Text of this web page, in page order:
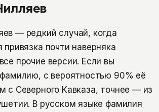
— редкий случай, когда
привязка почти наверняка
прочие версии. Если вы
с вероятностью 90% её
с Северного Кавказа, точнее — из
В русском языке фамилия